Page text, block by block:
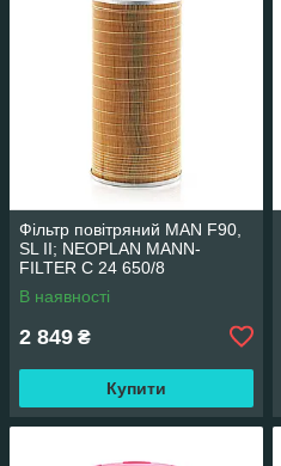
Фільтр повітряний MAN F90,
SL II; NEOPLAN MANN-
FILTER C 24 650/8
В наявності
2 849 ₴
Купити